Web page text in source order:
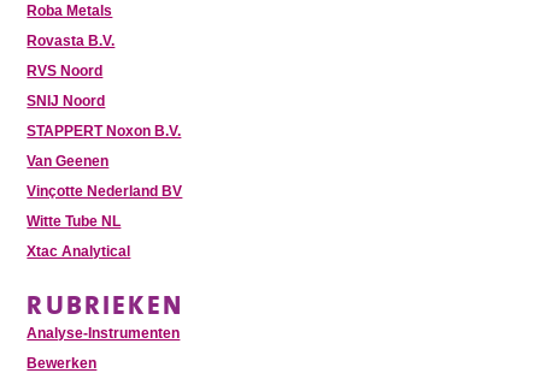
Roba Metals
Rovasta B.V.
RVS Noord
SNIJ Noord
STAPPERT Noxon B.V.
Van Geenen
Vinçotte Nederland BV
Witte Tube NL
Xtac Analytical
RUBRIEKEN
Analyse-Instrumenten
Bewerken